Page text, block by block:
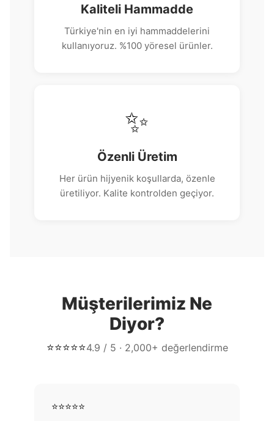
Kaliteli Hammadde
Türkiye'nin en iyi hammaddelerini
kullanıyoruz. %100 yöresel ürünler.
✨
Özenli Üretim
Her ürün hijyenik koşullarda, özenle
üretiliyor. Kalite kontrolden geçiyor.
Müşterilerimiz Ne
Diyor?
⭐⭐⭐⭐⭐4.9 / 5 · 2,000+ değerlendirme
⭐⭐⭐⭐⭐